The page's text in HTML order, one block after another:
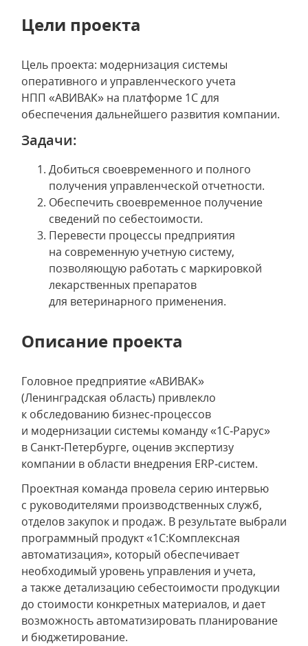
Цели проекта
Цель проекта: модернизация системы
оперативного и управленческого учета
НПП «АВИВАК» на платформе 1С для
обеспечения дальнейшего развития компании.
Задачи:
Добиться своевременного и полного
получения управленческой отчетности.
Обеспечить своевременное получение
сведений по себестоимости.
Перевести процессы предприятия
на современную учетную систему,
позволяющую работать с маркировкой
лекарственных препаратов
для ветеринарного применения.
Описание проекта
Головное предприятие «АВИВАК»
(Ленинградская область) привлекло
к обследованию бизнес‑процессов
и модернизации системы команду «1С‑Рарус»
в Санкт‑Петербурге, оценив экспертизу
компании в области внедрения ERP‑систем.
Проектная команда провела серию интервью
с руководителями производственных служб,
отделов закупок и продаж. В результате выбрали
программный продукт «1С:Комплексная
автоматизация», который обеспечивает
необходимый уровень управления и учета,
а также детализацию себестоимости продукции
до стоимости конкретных материалов, и дает
возможность автоматизировать планирование
и бюджетирование.